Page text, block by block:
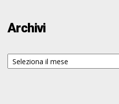
Archivi
Archivi